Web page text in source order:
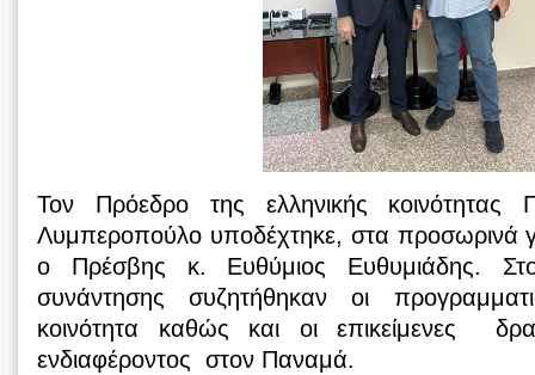
Τον Πρόεδρο της ελληνικής
Λυμπεροπούλο υποδέχτηκε, στα προσωρινά
ο Πρέσβης κ. Ευθύμιος Ευθυμιάδης.
συνάντησης συζητήθηκαν οι
κοινότητα καθώς και οι επικείμενες
ενδιαφέροντος στον Παναμά.